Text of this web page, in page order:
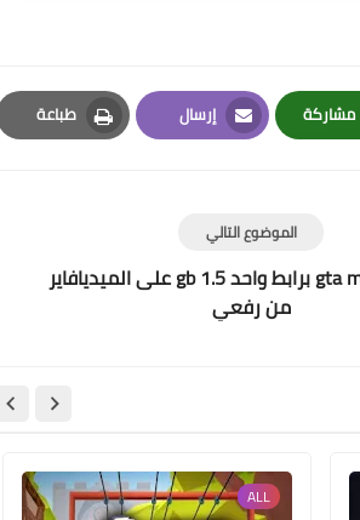
مشاركة
Whatsapp
إرسال
Email
طباعة
Print
الموضوع التالي
تحميل gta maroc برابط واحد 1.5 gb على الميديافاير
من رفعي
ALL